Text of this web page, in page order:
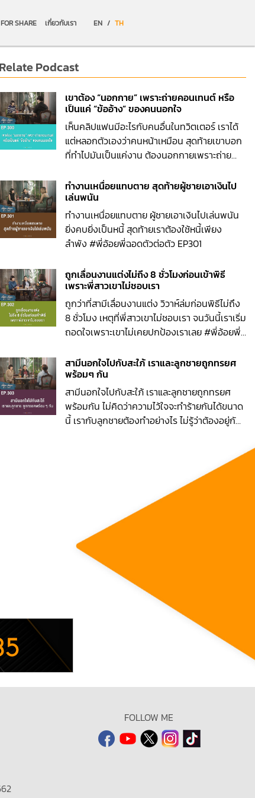
SHARE เกี่ยวกับเรา EN / TH
Relate Podcast
เขาต้อง “นอกกาย” เพราะถ่ายคอนเทนต์ หรือ
เป็นแค่ “ข้ออ้าง” ของคนนอกใจ
เห็นคลิปแฟนมีอะไรกับคนอื่นในทวิตเตอร์ เราได้
แต่หลอกตัวเองว่าคนหน้าเหมือน สุดท้ายเขาบอก
ที่ทำไปมันเป็นแค่งาน ต้องนอกกายเพราะถ่าย
อ้อยพี่ฉอดตัวต่อตัว EP300
ทำงานเหนื่อยแทบตาย สุดท้ายผู้ชายเอาเงินไป
เล่นพนัน
ทำงานเหนื่อยแทบตาย ผู้ชายเอาเงินไปเล่นพนัน
ยิ่งคบยิ่งเป็นหนี้ สุดท้ายเราต้องใช้หนี้เพียง
ลำพัง #พี่อ้อยพี่ฉอดตัวต่อตัว EP301
ถูกเลื่อนงานแต่งไม่ถึง 8 ชั่วโมงก่อนเข้าพิธี
เพราะพี่สาวเขาไม่ชอบเรา
ถูกว่าที่สามีเลื่อนงานแต่ง วิวาห์ล่มก่อนพิธีไม่ถึง
8 ชั่วโมง เหตุที่พี่สาวเขาไม่ชอบเรา จนวันนี้เราเริ่ม
ถอดใจเพราะเขาไม่เคยปกป้องเราเลย #พี่อ้อยพี่
สามีนอกใจไปกับสะใภ้ เราและลูกชายถูกทรยศ
พร้อมๆ กัน
สามีนอกใจไปกับสะใภ้ เราและลูกชายถูกทรยศ
พร้อมกัน ไม่คิดว่าความไว้ใจจะทำร้ายกันได้ขนาด
นี้ เรากับลูกชายต้องทำอย่างไร ไม่รู้ว่าต้องอยู่กับ
FOLLOW ME